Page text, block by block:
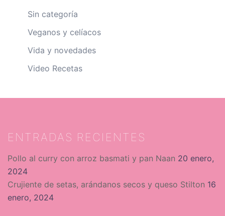
Sin categoría
Veganos y celíacos
Vida y novedades
Video Recetas
ENTRADAS RECIENTES
Pollo al curry con arroz basmati y pan Naan 20 enero,
2024
Crujiente de setas, arándanos secos y queso Stilton 16
enero, 2024